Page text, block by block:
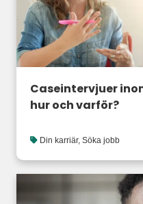
Caseintervjuer
hur och varför?
Din karriär, Söka jobb